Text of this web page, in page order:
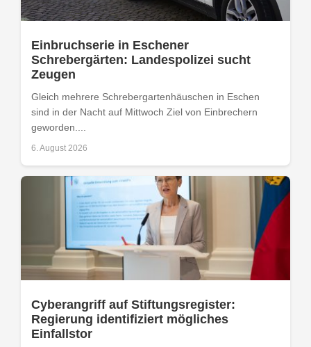
Einbruchserie in Eschener
Schrebergärten: Landespolizei sucht
Zeugen
Gleich mehrere Schrebergartenhäuschen in Eschen
sind in der Nacht auf Mittwoch Ziel von Einbrechern
geworden....
6. August 2026
Cyberangriff auf Stiftungsregister:
Regierung identifiziert mögliches
Einfallstor